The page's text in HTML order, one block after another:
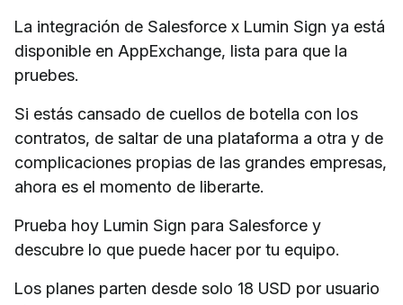
La integración de Salesforce x Lumin Sign ya está
disponible en AppExchange, lista para que la
pruebes.
Si estás cansado de cuellos de botella con los
contratos, de saltar de una plataforma a otra y de
complicaciones propias de las grandes empresas,
ahora es el momento de liberarte.
Prueba hoy Lumin Sign para Salesforce y
descubre lo que puede hacer por tu equipo.
Los planes parten desde solo 18 USD por usuario